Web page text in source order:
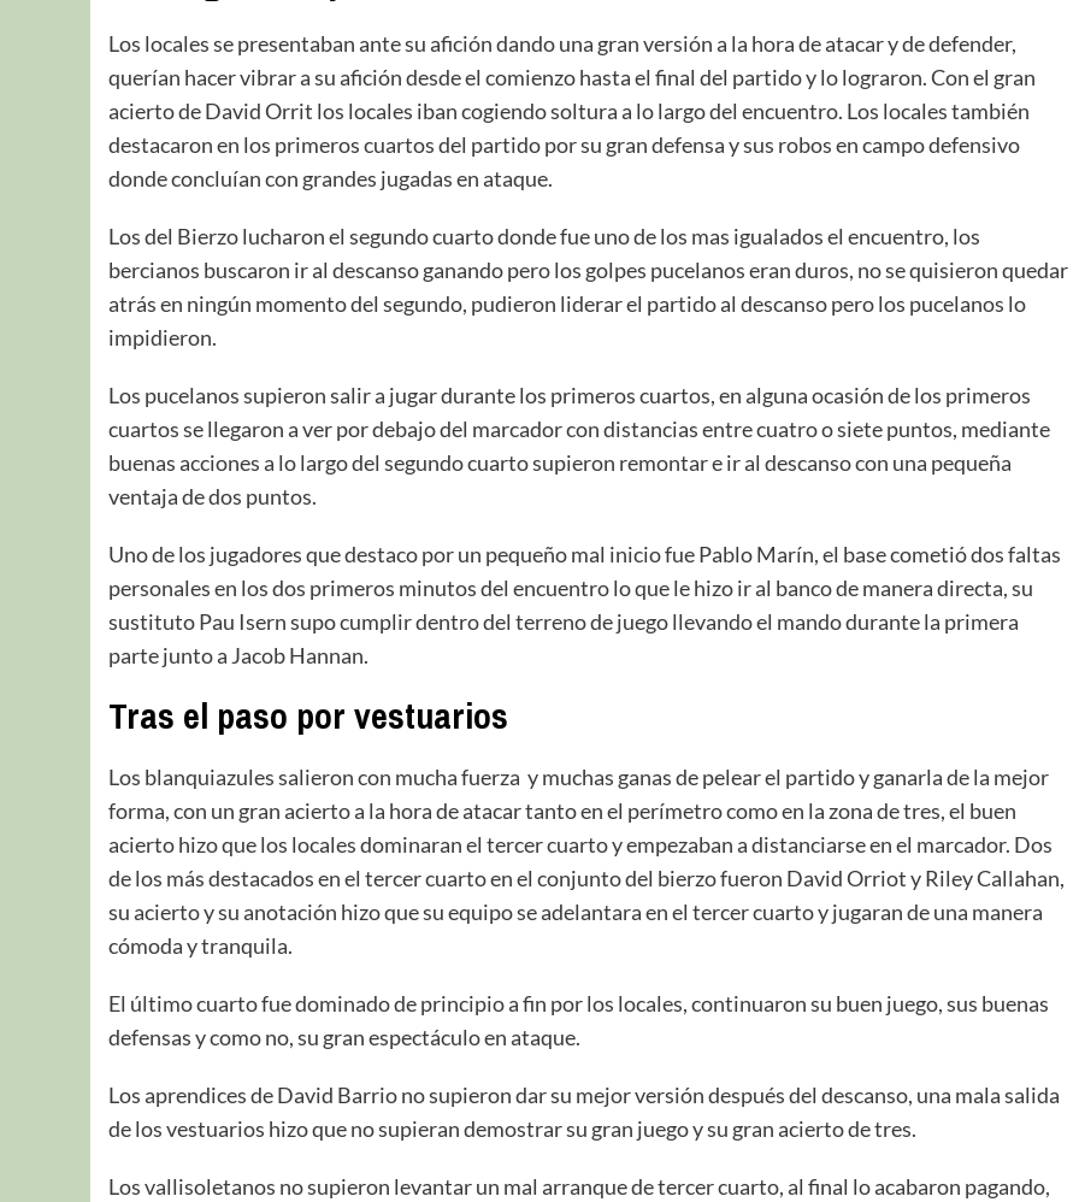
Los locales se presentaban ante su afición dando una gran versión a la hora de atacar y de defender,
querían hacer vibrar a su afición desde el comienzo hasta el final del partido y lo lograron. Con el gran
acierto de David Orrit los locales iban cogiendo soltura a lo largo del encuentro. Los locales también
destacaron en los primeros cuartos del partido por su gran defensa y sus robos en campo defensivo
donde concluían con grandes jugadas en ataque.
Los del Bierzo lucharon el segundo cuarto donde fue uno de los mas igualados el encuentro, los
bercianos buscaron ir al descanso ganando pero los golpes pucelanos eran duros, no se quisieron quedar
atrás en ningún momento del segundo, pudieron liderar el partido al descanso pero los pucelanos lo
impidieron.
Los pucelanos supieron salir a jugar durante los primeros cuartos, en alguna ocasión de los primeros
cuartos se llegaron a ver por debajo del marcador con distancias entre cuatro o siete puntos, mediante
buenas acciones a lo largo del segundo cuarto supieron remontar e ir al descanso con una pequeña
ventaja de dos puntos.
Uno de los jugadores que destaco por un pequeño mal inicio fue Pablo Marín, el base cometió dos faltas
personales en los dos primeros minutos del encuentro lo que le hizo ir al banco de manera directa, su
sustituto Pau Isern supo cumplir dentro del terreno de juego llevando el mando durante la primera
parte junto a Jacob Hannan.
Tras el paso por vestuarios
Los blanquiazules salieron con mucha fuerza y muchas ganas de pelear el partido y ganarla de la mejor
forma, con un gran acierto a la hora de atacar tanto en el perímetro como en la zona de tres, el buen
acierto hizo que los locales dominaran el tercer cuarto y empezaban a distanciarse en el marcador. Dos
de los más destacados en el tercer cuarto en el conjunto del bierzo fueron David Orriot y Riley Callahan,
su acierto y su anotación hizo que su equipo se adelantara en el tercer cuarto y jugaran de una manera
cómoda y tranquila.
El último cuarto fue dominado de principio a fin por los locales, continuaron su buen juego, sus buenas
defensas y como no, su gran espectáculo en ataque.
Los aprendices de David Barrio no supieron dar su mejor versión después del descanso, una mala salida
de los vestuarios hizo que no supieran demostrar su gran juego y su gran acierto de tres.
Los vallisoletanos no supieron levantar un mal arranque de tercer cuarto, al final lo acabaron pagando,